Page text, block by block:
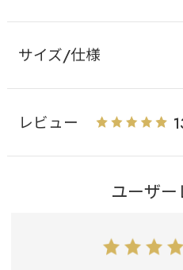
サイズ/仕様
レビュー
ユーザ